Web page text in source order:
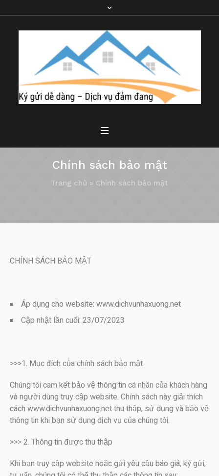
Chính sách bảo mật
Trang chủ » Chính sách bảo mật
CHÍNH SÁCH BẢO MẬT
Áp dụng cho website: www.dichvunhaxuong.net
Cập nhật lần cuối: 23/07/2023
>>>1. Mục đích của chính sách bảo mật
Chúng tôi cam kết bảo vệ thông tin cá nhân của khách hàng
và người dùng truy cập website. Chính sách này giải thích
cách www.dichvunhaxuong.net thu thập, sử dụng và bảo vệ
thông tin khi bạn sử dụng dịch vụ của chúng tôi.
>>> 2. Thông tin được thu thập
Khi bạn truy cập website hoặc gửi yêu cầu báo giá, ký gửi,